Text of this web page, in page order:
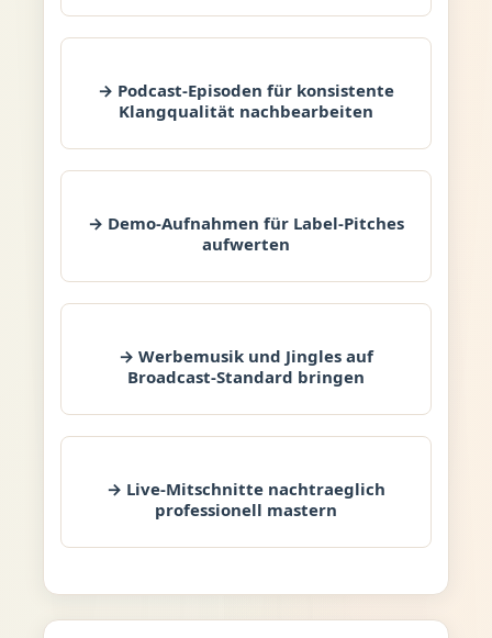
→ Podcast-Episoden für konsistente
Klangqualität nachbearbeiten
→ Demo-Aufnahmen für Label-Pitches
aufwerten
→ Werbemusik und Jingles auf
Broadcast-Standard bringen
→ Live-Mitschnitte nachtraeglich
professionell mastern